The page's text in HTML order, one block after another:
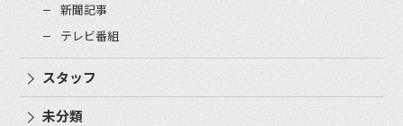
新聞記事
テレビ番組
スタッフ
未分類